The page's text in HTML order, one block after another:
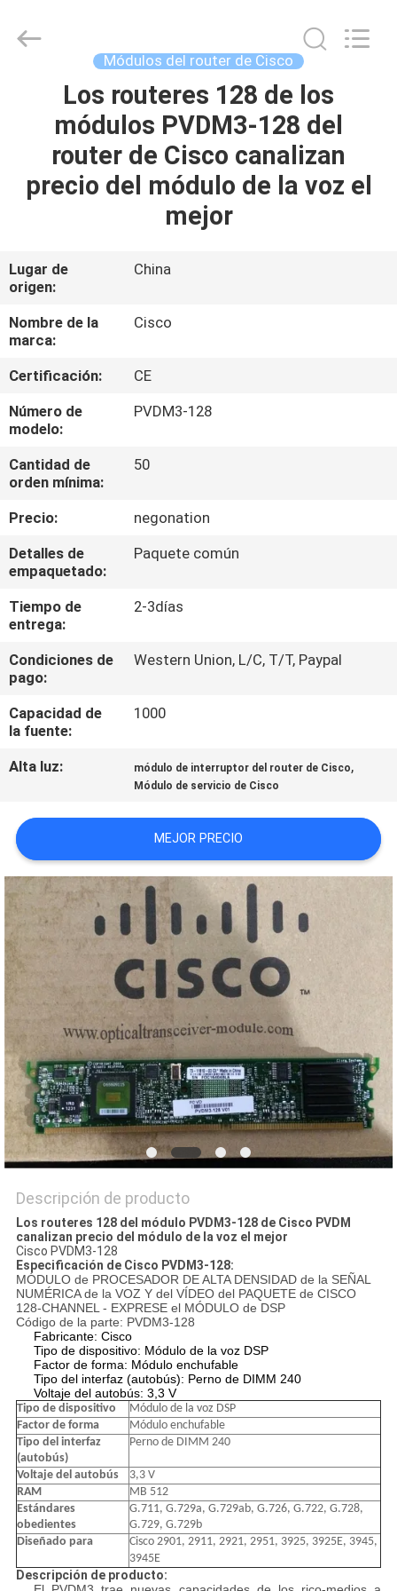
CASA
PRODUCTOS
VÍDEOS
SOBRE
NOSOTROS
RECORRIDO
POR
LA
CONTROL
CALIDAD
PÓNGASE
EN
CONTACTO
CASOS
DE
TRABAJO
MAPA
DEL
SITIO
POLÍTICA
DE
PRIVACIDAD
Equipment
Módulos del router de Cisco
Los routeres 128 de los
módulos PVDM3-128 del
router de Cisco canalizan
precio del módulo de la voz el
mejor
Lugar de
origen:
China
Nombre de la
marca:
Cisco
Certificación:
CE
Número de
modelo:
PVDM3-128
Cantidad de
orden mínima:
50
Precio:
negonation
Detalles de
empaquetado:
Paquete común
Tiempo de
entrega:
2-3días
Condiciones de
pago:
Western Union, L/C, T/T, Paypal
Capacidad de
la fuente:
1000
Alta luz: módulo de interruptor del router de Cisco,
Módulo de servicio de Cisco
MEJOR PRECIO
Descripción de producto
Los routeres 128 del módulo PVDM3-128 de Cisco PVDM
canalizan precio del módulo de la voz el mejor
Cisco PVDM3-128
Especificación de Cisco PVDM3-128:
MÓDULO de PROCESADOR DE ALTA DENSIDAD de la SEÑAL
NUMÉRICA de la VOZ Y del VÍDEO del PAQUETE de CISCO
128-CHANNEL - EXPRESE el MÓDULO de DSP
Código de la parte: PVDM3-128
Fabricante: Cisco
Tipo de dispositivo: Módulo de la voz DSP
Factor de forma: Módulo enchufable
Tipo del interfaz (autobús): Perno de DIMM 240
Voltaje del autobús: 3,3 V
Tipo de dispositivo
Módulo de la voz DSP
Factor de forma
Módulo enchufable
Tipo del interfaz
(autobús)
Perno de DIMM 240
Voltaje del autobús
3,3 V
RAM
MB 512
Estándares
obedientes
G.711, G.729a, G.729ab, G.726, G.722, G.728,
G.729, G.729b
Diseñado para
Cisco 2901, 2911, 2921, 2951, 3925, 3925E, 3945,
3945E
Descripción de producto: